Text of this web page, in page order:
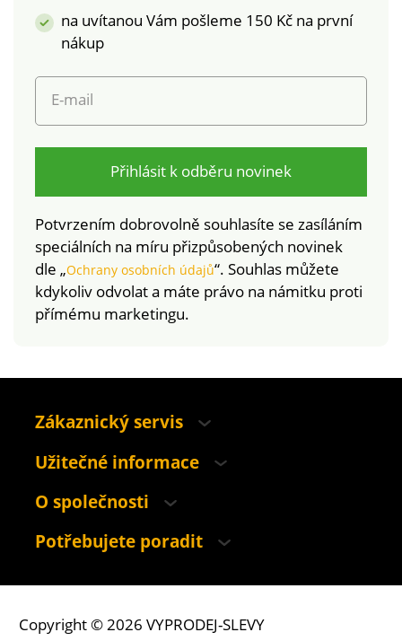
na uvítanou Vám pošleme 150 Kč na první
nákup
E-mail
Přihlásit k odběru novinek
Potvrzením dobrovolně souhlasíte se zasíláním
speciálních na míru přizpůsobených novinek
dle „Ochrany osobních údajů“. Souhlas můžete
kdykoliv odvolat a máte právo na námitku proti
přímému marketingu.
Zákaznický servis
Užitečné informace
O společnosti
Potřebujete poradit
Copyright © 2026 VYPRODEJ-SLEVY